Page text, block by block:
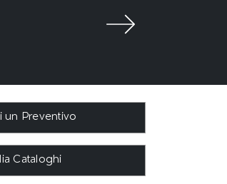
un Preventivo
Cataloghi